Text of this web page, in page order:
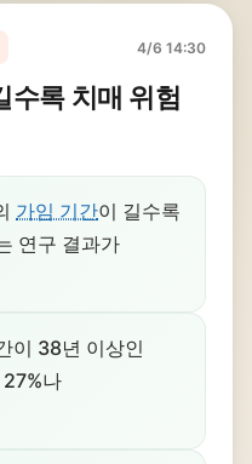
4/6 14:30
수록 치매 위험
가임 기간이 길수록
연구 결과가
이 38년 이상인
나